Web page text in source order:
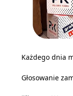
Każdego dnia
Głosowanie